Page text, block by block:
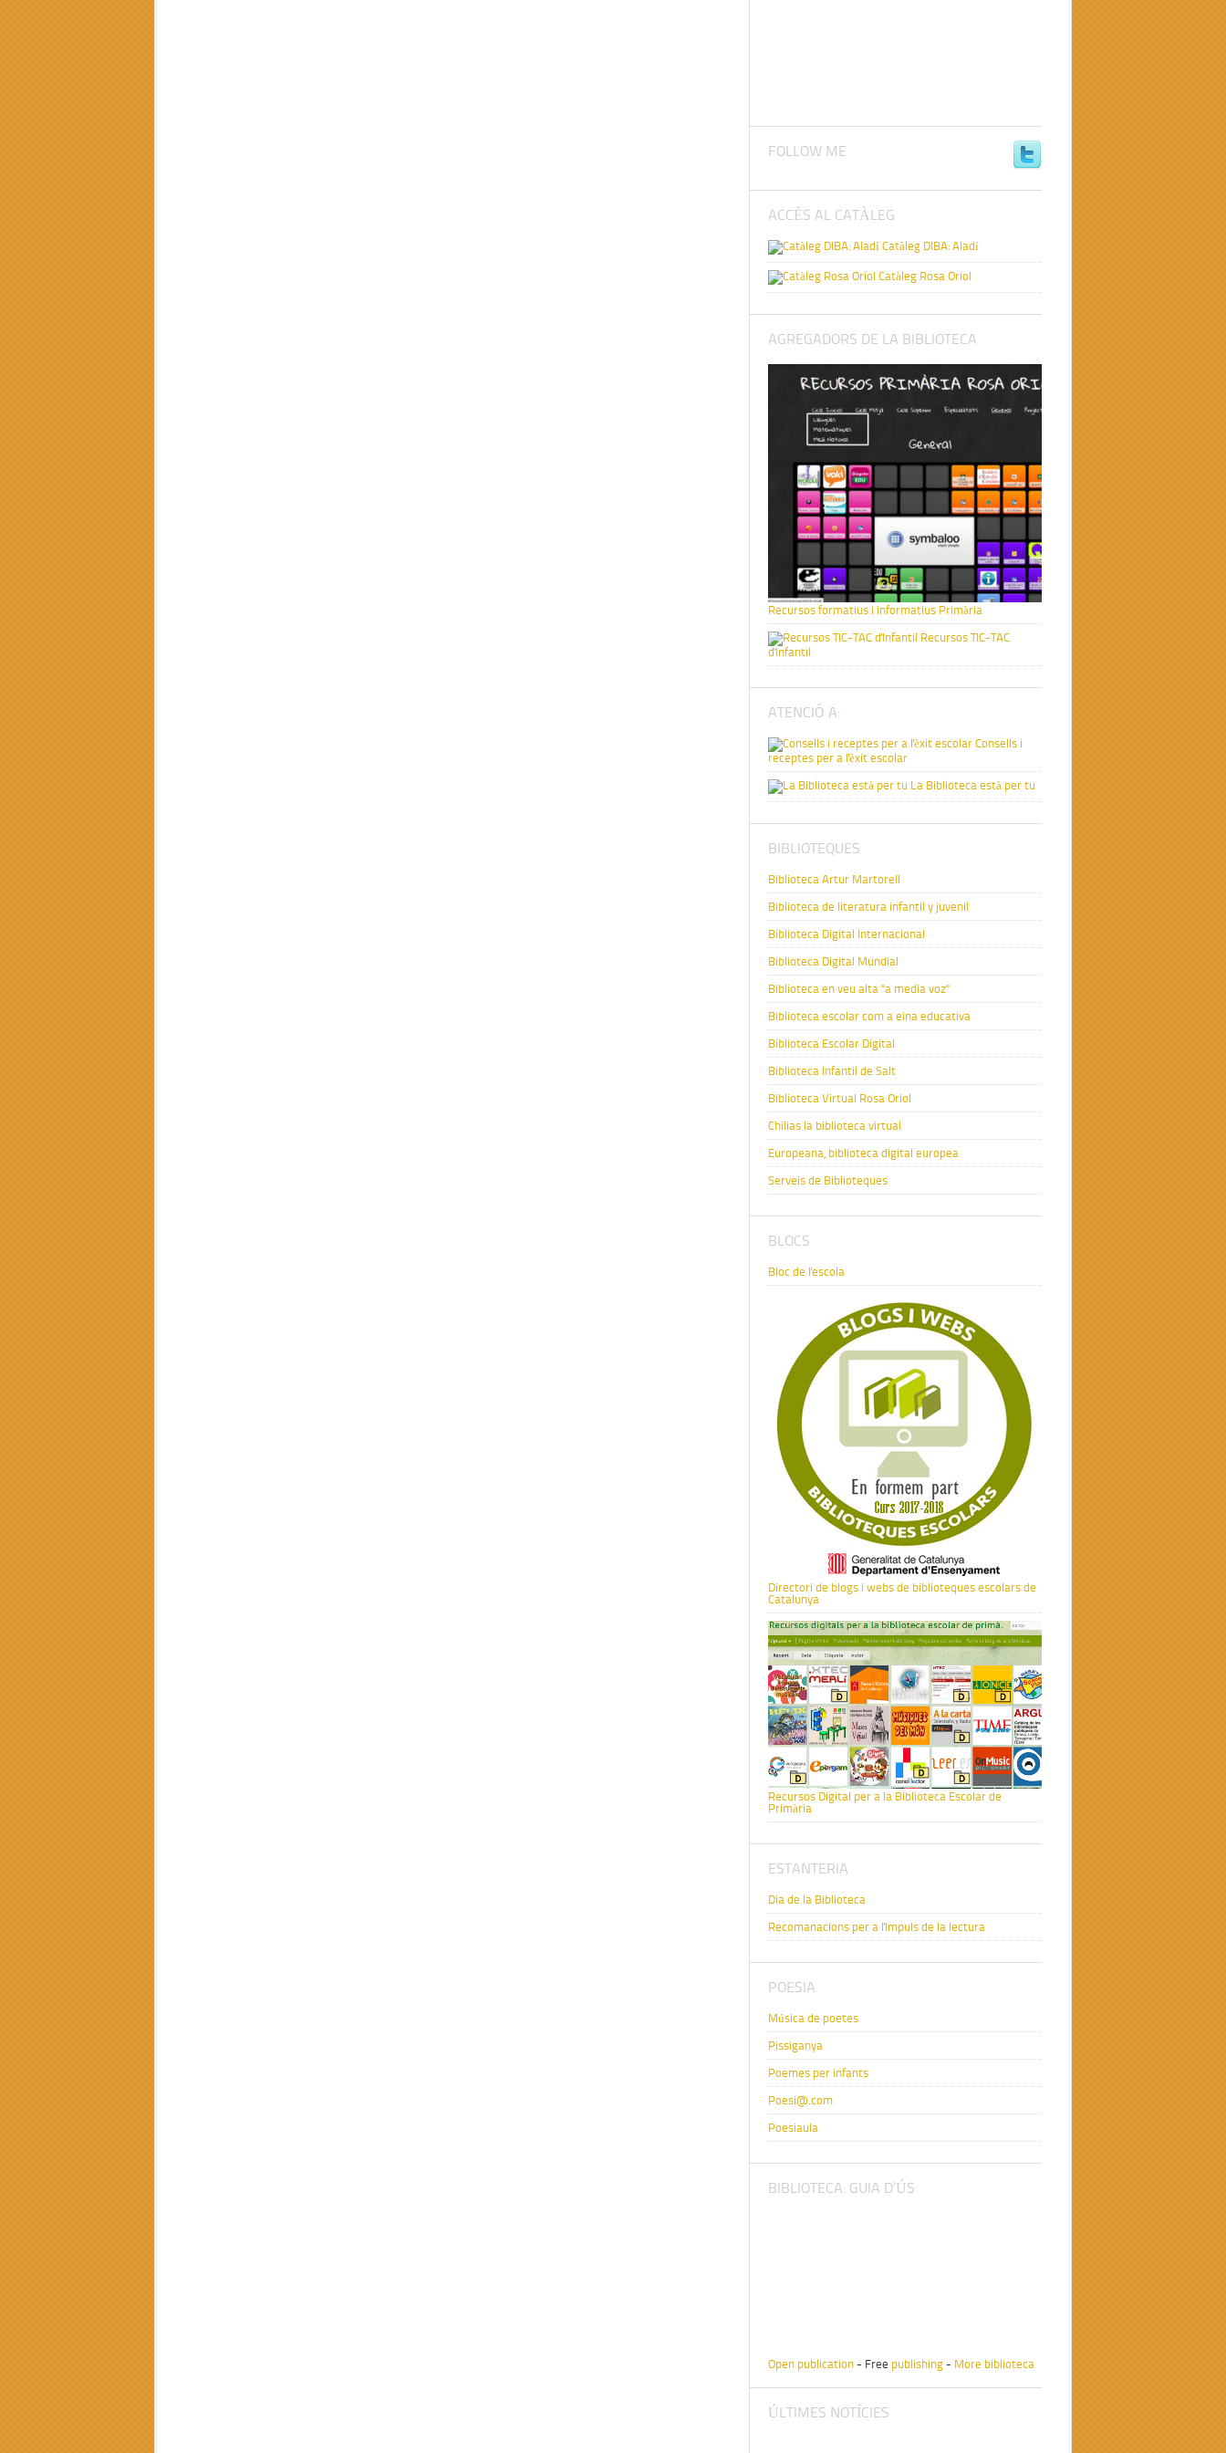
FOLLOW ME
ACCÉS AL CATÀLEG
Catàleg DIBA: Aladí
Catàleg Rosa Oriol
AGREGADORS DE LA BIBLIOTECA
Recursos formatius i informatius Primària
Recursos TIC-TAC
d'Infantil
ATENCIÓ A:
Consells i
receptes per a l'èxit escolar
La Biblioteca està per tu
BIBLIOTEQUES
Biblioteca Artur Martorell
Biblioteca de literatura infantil y juvenil
Biblioteca Digital Internacional
Biblioteca Digital Mundial
Biblioteca en veu alta "a media voz"
Biblioteca escolar com a eina educativa
Biblioteca Escolar Digital
Biblioteca Infantil de Salt
Biblioteca Virtual Rosa Oriol
Chilias la biblioteca virtual
Europeana, biblioteca digital europea
Serveis de Biblioteques
BLOCS
Bloc de l'escola
Directori de blogs i webs de biblioteques escolars de
Catalunya
Recursos Digital per a la Biblioteca Escolar de
Primària
ESTANTERIA
Dia de la Biblioteca
Recomanacions per a l'Impuls de la lectura
POESIA
Música de poetes
Pissiganya
Poemes per infants
Poesi@.com
Poesiaula
BIBLIOTECA: GUIA D’ÚS
Open publication - Free publishing - More biblioteca
ÚLTIMES NOTÍCIES